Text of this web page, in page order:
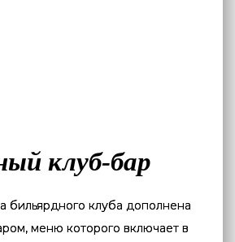
клуб-бар
бильярдного клуба дополнена
меню которого включает в